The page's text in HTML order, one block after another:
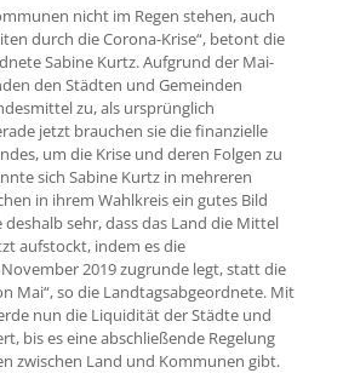
nicht im Regen stehen, auch
durch die Corona-Krise“, betont die
Sabine Kurtz. Aufgrund der Mai-
den Städten und Gemeinden
zu, als ursprünglich
jetzt brauchen sie die finanzielle
um die Krise und deren Folgen zu
sich Sabine Kurtz in mehreren
in ihrem Wahlkreis ein gutes Bild
deshalb sehr, dass das Land die Mittel
aufstockt, indem es die
2019 zugrunde legt, statt die
Mai“, so die Landtagsabgeordnete. Mit
nun die Liquidität der Städte und
bis es eine abschließende Regelung
zwischen Land und Kommunen gibt.